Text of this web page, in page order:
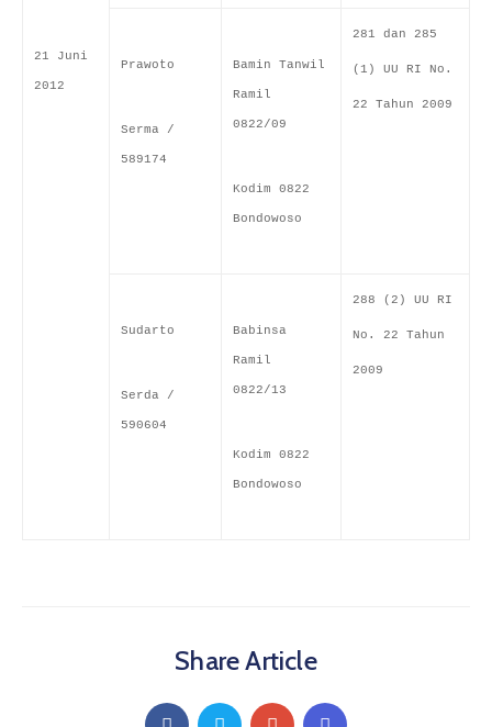
21 Juni
2012
Prawoto
Serma /
589174
Bamin Tanwil
Ramil
0822/09
Kodim 0822
Bondowoso
281 dan 285
(1) UU RI No.
22 Tahun 2009
Sudarto
Serda /
590604
Babinsa
Ramil
0822/13
Kodim 0822
Bondowoso
288 (2) UU RI
No. 22 Tahun
2009
Share Article